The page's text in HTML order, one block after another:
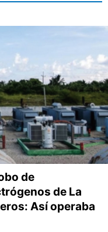
de
de La
Así operaba